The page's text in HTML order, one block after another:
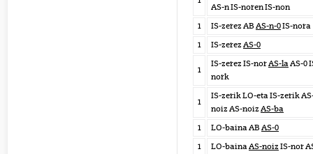
AS-n IS-noren IS-non
1
IS-zerez AB AS-n-0IS-nora
1
IS-zerez AS-0
1
IS-zerez IS-norAS-laAS-0
nork
1
IS-zerik LO-eta IS-zerik
noiz AS-noiz AS-ba
1
LO-baina AB AS-0
1
LO-bainaAS-noiz IS-nor